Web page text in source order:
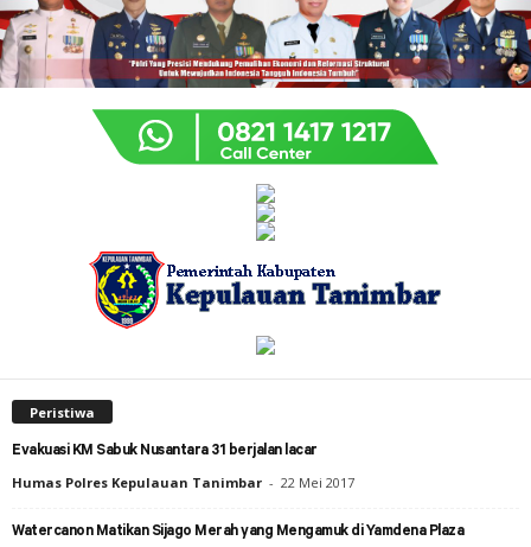
Peristiwa
Evakuasi KM Sabuk Nusantara 31 berjalan lacar
Humas Polres Kepulauan Tanimbar - 22 Mei 2017
Watercanon Matikan Sijago Merah yang Mengamuk di Yamdena Plaza